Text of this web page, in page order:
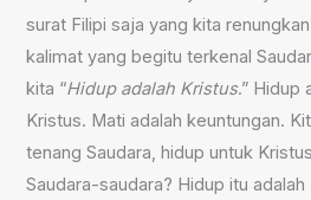
surat Filipi saja yang kita
kalimat yang begitu terkenal
kita “Hidup adalah Kristus.” Hidup
Kristus. Mati adalah keuntungan.
tenang Saudara, hidup untuk
Saudara-saudara? Hidup itu